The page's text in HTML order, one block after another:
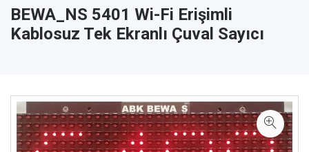
BEWA_NS 5401 Wi-Fi Erişimli
Kablosuz Tek Ekranlı Çuval Sayıcı